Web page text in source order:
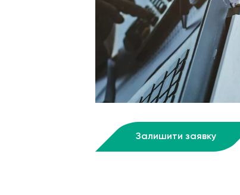
Залишити заявку